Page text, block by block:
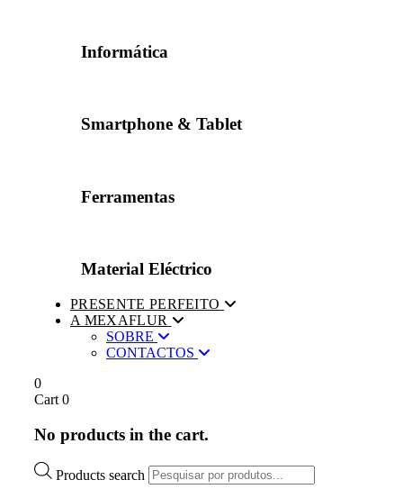
Informática
Smartphone & Tablet
Ferramentas
Material Eléctrico
PRESENTE PERFEITO
A MEXAFLUR
SOBRE
CONTACTOS
0
Cart 0
No products in the cart.
Products search